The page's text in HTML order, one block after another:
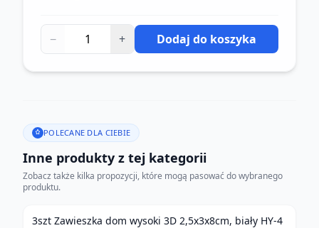
− + Dodaj do koszyka
POLECANE DLA CIEBIE
Inne produkty z tej kategorii
Zobacz także kilka propozycji, które mogą pasować do wybranego
produktu.
3szt Zawieszka dom wysoki 3D 2,5x3x8cm, biały HY-4